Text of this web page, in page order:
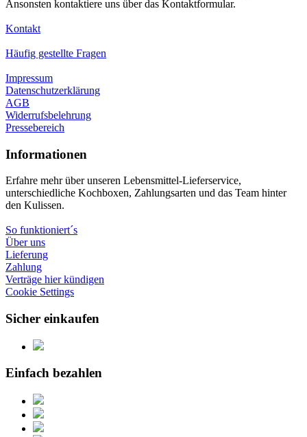
Ansonsten kontaktiere uns über das Kontaktformular.
Kontakt
Häufig gestellte Fragen
Impressum
Datenschutzerklärung
AGB
Widerrufsbelehrung
Pressebereich
Informationen
Erfahre mehr über unseren Lebensmittel-Lieferservice,
unterschiedliche Kochboxen, Zahlungsarten und das Team hinter
den Kulissen.
So funktioniert´s
Über uns
Lieferung
Zahlung
Verträge hier kündigen
Cookie Settings
Sicher einkaufen
Einfach bezahlen